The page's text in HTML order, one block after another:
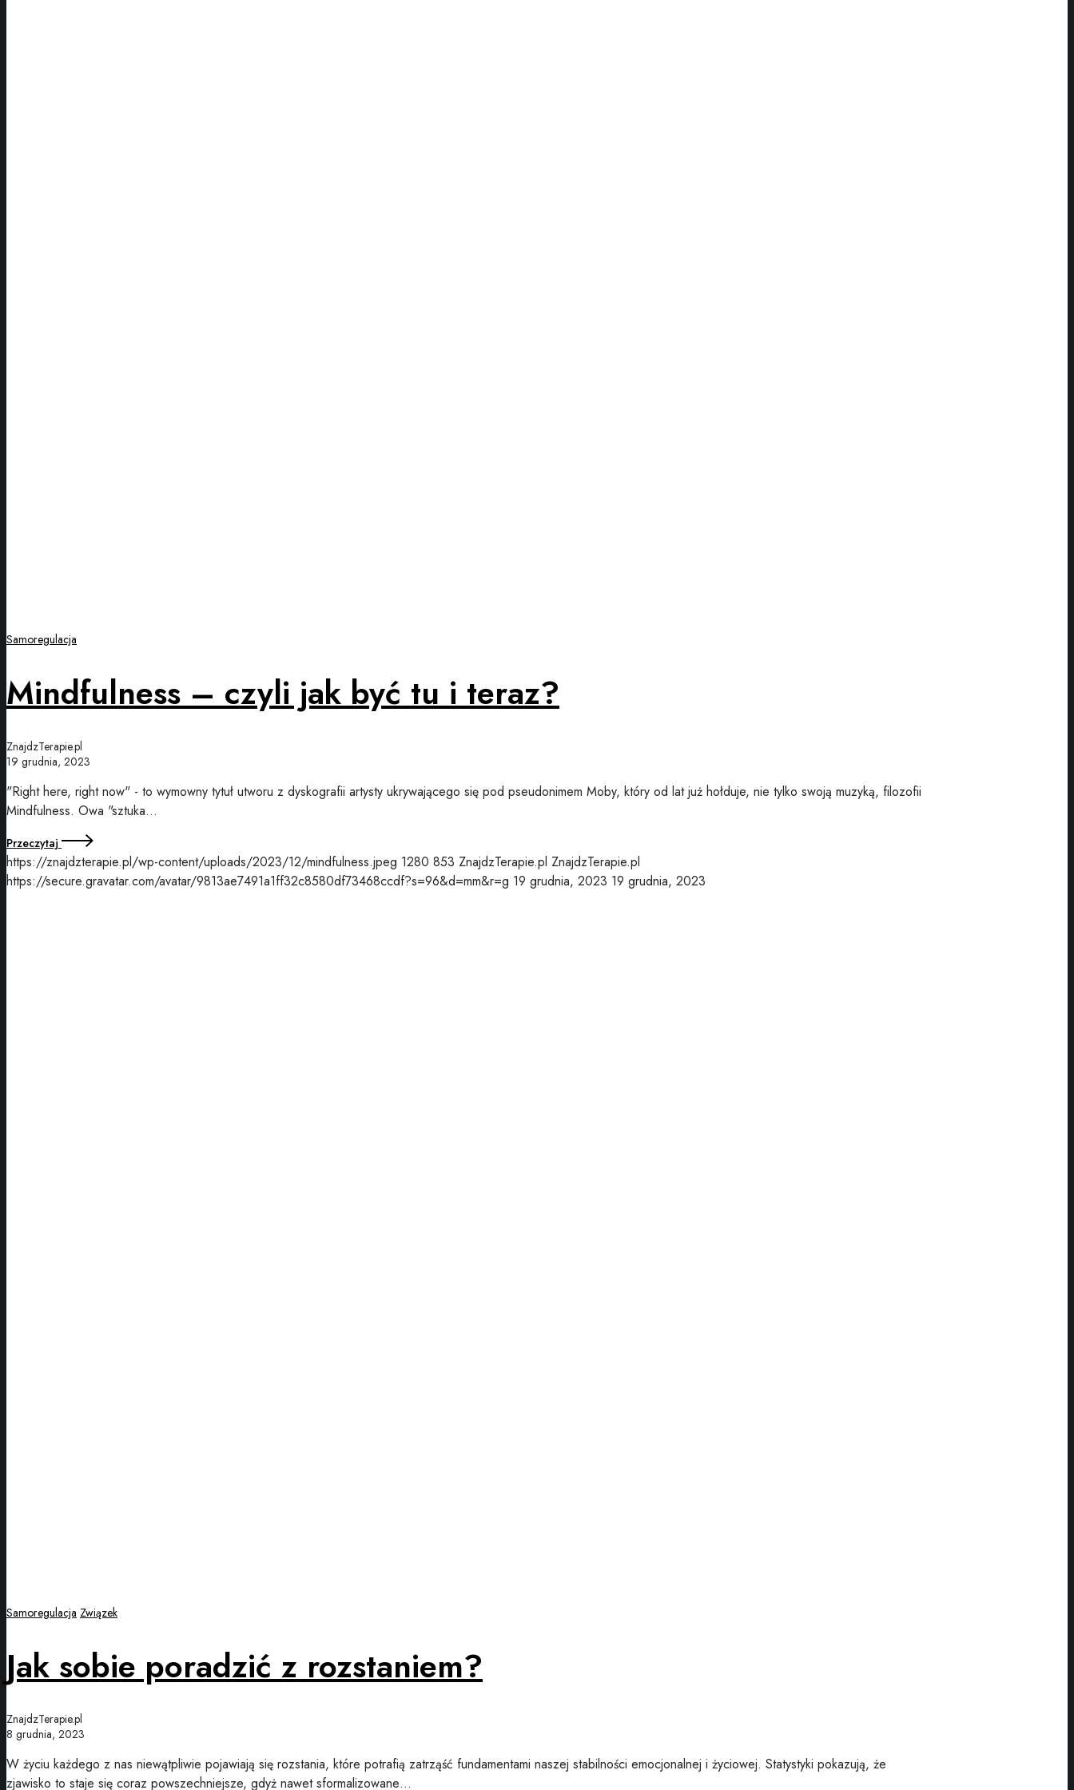
Samoregulacja
Mindfulness – czyli jak być tu i teraz?
ZnajdzTerapie.pl
19 grudnia, 2023
"Right here, right now" - to wymowny tytuł utworu z dyskografii artysty ukrywającego się pod pseudonimem Moby, który od lat już hołduje, nie tylko swoją muzyką, filozofii
Mindfulness. Owa "sztuka…
Przeczytaj
https://znajdzterapie.pl/wp-content/uploads/2023/12/mindfulness.jpeg 1280 853 ZnajdzTerapie.pl ZnajdzTerapie.pl
https://secure.gravatar.com/avatar/9813ae7491a1ff32c8580df73468ccdf?s=96&d=mm&r=g 19 grudnia, 2023 19 grudnia, 2023
Samoregulacja Związek
Jak sobie poradzić z rozstaniem?
ZnajdzTerapie.pl
8 grudnia, 2023
W życiu każdego z nas niewątpliwie pojawiają się rozstania, które potrafią zatrząść fundamentami naszej stabilności emocjonalnej i życiowej. Statystyki pokazują, że
zjawisko to staje się coraz powszechniejsze, gdyż nawet sformalizowane…